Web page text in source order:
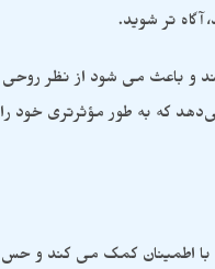
آگاه تر شوید.
و باعث می شود از نظر روحی
که به طور مؤثرتری خود را
اطمینان کمک می کند و حس